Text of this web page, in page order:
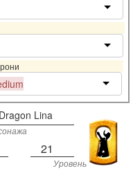
Lina
21
Уровень